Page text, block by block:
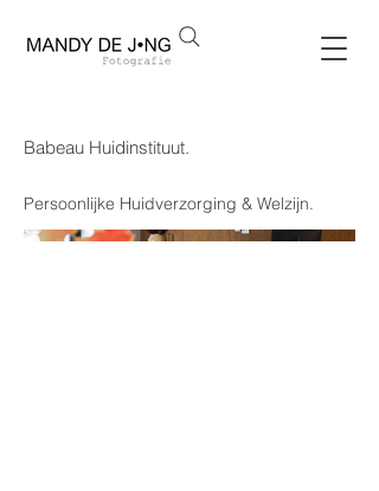
Babeau Huidinstituut.
Persoonlijke Huidverzorging & Welzijn.